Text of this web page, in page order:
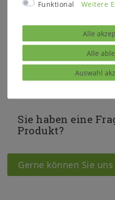
Metallstärke: 40x60
Lieferzustand:zerlegt
Sie haben eine
Produkt?
Gerne können Sie
Funktional Weitere
Alle
Alle
Auswahl